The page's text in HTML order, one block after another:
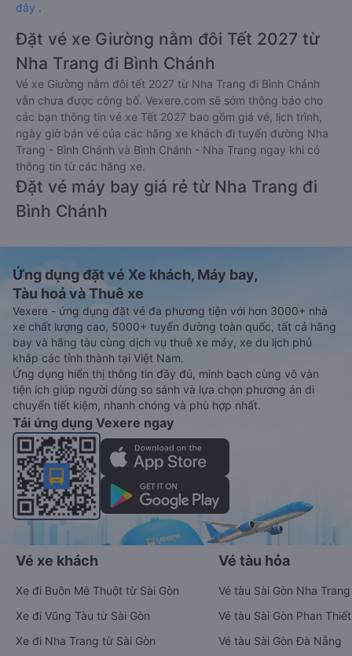
đây .
Đặt vé xe Giường nằm đôi Tết 2027 từ
Nha Trang đi Bình Chánh
Vé xe Giường nằm đôi tết 2027 từ Nha Trang đi Bình Chánh
vẫn chưa được công bố. Vexere.com sẽ sớm thông báo cho
các bạn thông tin vé xe Tết 2027 bao gồm giá vé, lịch trình,
ngày giờ bán vé của các hãng xe khách đi tuyến đường Nha
Trang - Bình Chánh và Bình Chánh - Nha Trang ngay khi có
thông tin từ các hãng xe.
Đặt vé máy bay giá rẻ từ Nha Trang đi
Bình Chánh
Ứng dụng đặt vé Xe khách, Máy bay,
Tàu hoả và Thuê xe
Vexere - ứng dụng đặt vé đa phương tiện với hơn 3000+ nhà
xe chất lượng cao, 5000+ tuyến đường toàn quốc, tất cả hãng
bay và hãng tàu cùng dịch vụ thuê xe máy, xe du lịch phủ
khắp các tỉnh thành tại Việt Nam.
Ứng dụng hiển thị thông tin đầy đủ, minh bạch cùng vô vàn
tiện ích giúp người dùng so sánh và lựa chọn phương án di
chuyển tiết kiệm, nhanh chóng và phù hợp nhất.
Tải ứng dụng Vexere ngay
Vé xe khách
Xe đi Buôn Mê Thuột từ Sài Gòn
Xe đi Vũng Tàu từ Sài Gòn
Xe đi Nha Trang từ Sài Gòn
Vé tàu hỏa
Vé tàu Sài Gòn Nha Trang
Vé tàu Sài Gòn Phan Thiết
Vé tàu Sài Gòn Đà Nẵng